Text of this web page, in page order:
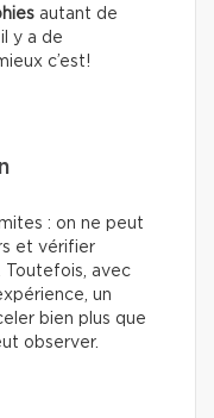
autant de
y a de
c’est!
: on ne peut
et vérifier
Toutefois, avec
un
bien plus que
observer.